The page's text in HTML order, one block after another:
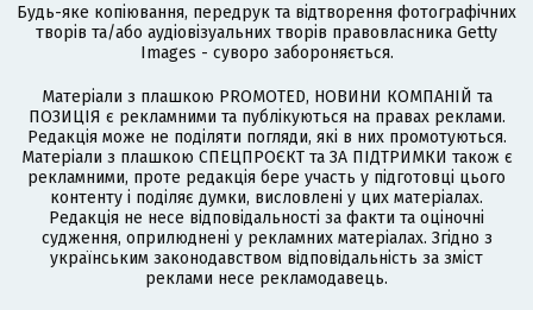
Будь-яке копіювання, передрук та відтворення фотографічних
творів та/або аудіовізуальних творів правовласника Getty
Images - суворо забороняється.
Матеріали з плашкою PROMOTED, НОВИНИ КОМПАНІЙ та
ПОЗИЦІЯ є рекламними та публікуються на правах реклами.
Редакція може не поділяти погляди, які в них промотуються.
Матеріали з плашкою СПЕЦПРОЄКТ та ЗА ПІДТРИМКИ також є
рекламними, проте редакція бере участь у підготовці цього
контенту і поділяє думки, висловлені у цих матеріалах.
Редакція не несе відповідальності за факти та оціночні
судження, оприлюднені у рекламних матеріалах. Згідно з
українським законодавством відповідальність за зміст
реклами несе рекламодавець.